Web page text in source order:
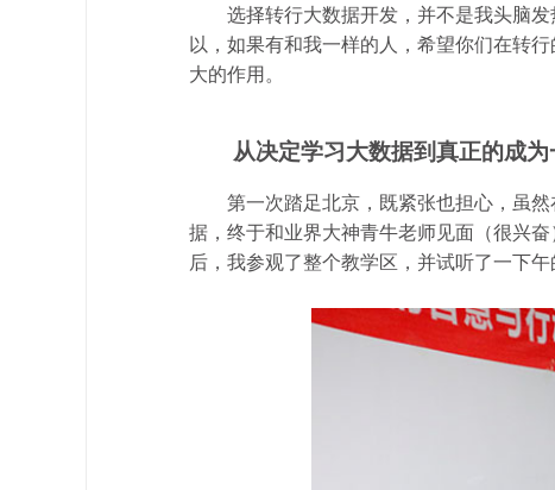
选择转行大数据开发，并不是我头脑
以，如果有和我一样的人，希望你们在转
大的作用。
从决定学习大数据到真正的成
第一次踏足北京，既紧张也担心，虽
据，终于和业界大神青牛老师见面（很兴
后，我参观了整个教学区，并试听了一下